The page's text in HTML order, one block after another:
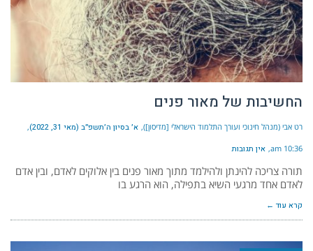
החשיבות של מאור פנים
רט אבי (מנהל חינוכי ועורך התלמוד הישראלי [מדיסון]) א׳ בסיון ה׳תשפ״ב (מאי 31, 2022)
10:36 am אין תגובות
תורה צריכה להינתן ולהילמד מתוך מאור פנים בין אלוקים לאדם, ובין אדם
לאדם אחד מרגעי השיא בתפילה, הוא הרגע בו
קרא עוד ←